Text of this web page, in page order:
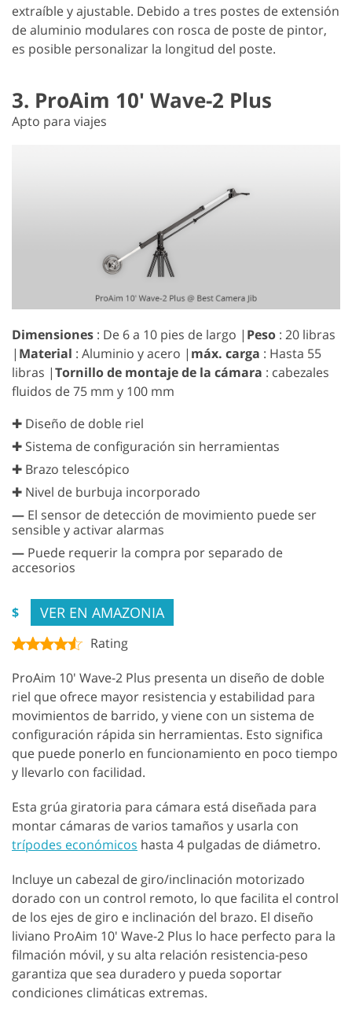
extraíble y ajustable. Debido a tres postes de extensión
de aluminio modulares con rosca de poste de pintor,
es posible personalizar la longitud del poste.
3. ProAim 10' Wave-2 Plus
Apto para viajes
Dimensiones : De 6 a 10 pies de largo | Peso : ‎20 libras
| Material : Aluminio y acero | máx. carga : Hasta 55
libras |Tornillo de montaje de la cámara : cabezales
fluidos de 75 mm y 100 mm
✚ Diseño de doble riel
✚ Sistema de configuración sin herramientas
✚ Brazo telescópico
✚ Nivel de burbuja incorporado
— El sensor de detección de movimiento puede ser
sensible y activar alarmas
— Puede requerir la compra por separado de
accesorios
$ VER EN AMAZONIA
Rating
ProAim 10' Wave-2 Plus presenta un diseño de doble
riel que ofrece mayor resistencia y estabilidad para
movimientos de barrido, y viene con un sistema de
configuración rápida sin herramientas. Esto significa
que puede ponerlo en funcionamiento en poco tiempo
y llevarlo con facilidad.
Esta grúa giratoria para cámara está diseñada para
montar cámaras de varios tamaños y usarla con
trípodes económicos hasta 4 pulgadas de diámetro.
Incluye un cabezal de giro/inclinación motorizado
dorado con un control remoto, lo que facilita el control
de los ejes de giro e inclinación del brazo. El diseño
liviano ProAim 10' Wave-2 Plus lo hace perfecto para la
filmación móvil, y su alta relación resistencia-peso
garantiza que sea duradero y pueda soportar
condiciones climáticas extremas.